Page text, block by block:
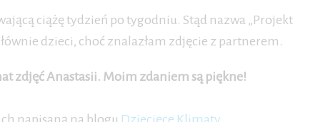
ciążę tydzień po tygodniu. Stąd nazwa „Projekt
dzieci, choć znalazłam zdjęcie z partnerem.
zdjęć Anastasii. Moim zdaniem są piękne!
napisaną na blogu Dziecięce Klimaty.